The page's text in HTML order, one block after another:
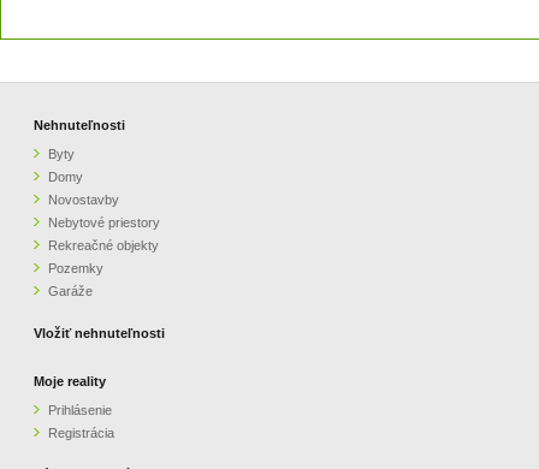
Nehnuteľnosti
Byty
Domy
Novostavby
Nebytové priestory
Rekreačné objekty
Pozemky
Garáže
Vložiť nehnuteľnosti
Moje reality
Prihlásenie
Registrácia